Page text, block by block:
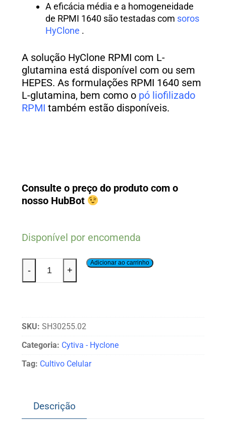
A eficácia média e a homogeneidade
de RPMI 1640 são testadas com soros
HyClone .
A solução HyClone RPMI com L-
glutamina está disponível com ou sem
HEPES. As formulações RPMI 1640 sem
L-glutamina, bem como o pó liofilizado
RPMI também estão disponíveis.
Consulte o preço do produto com o
nosso HubBot
Disponível por encomenda
- +
Adicionar ao carrinho
SKU: SH30255.02
Categoria: Cytiva - Hyclone
Tag: Cultivo Celular
Descrição